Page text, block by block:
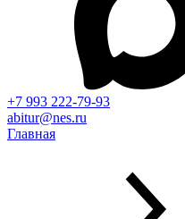
+7 993 222-79-93
abitur@nes.ru
Главная